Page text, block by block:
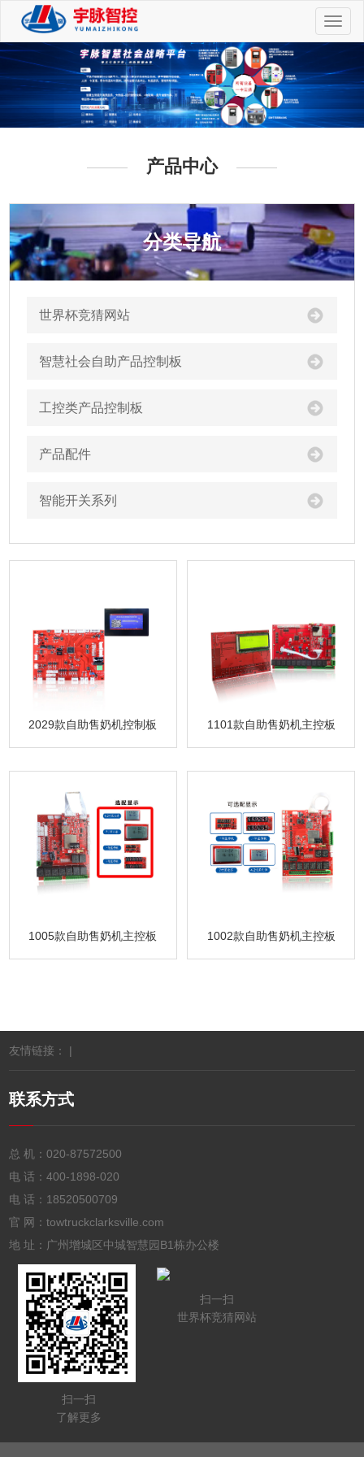
切
换
航
产品中心
分类导航
世界杯竞猜网站
智慧社会自助产品控制板
工控类产品控制板
产品配件
智能开关系列
2029款自助售奶机控制板 1101款自助售奶机主控板
1005款自助售奶机主控板 1002款自助售奶机主控板
友情链接： |
联系方式
总 机：020-87572500
电 话：400-1898-020
电 话： 18520500709
官 网：towtruckclarksville.com
地 址：广州增城区中城智慧园B1栋办公楼
扫一扫
了解更多
扫一扫
世界杯竞猜网站